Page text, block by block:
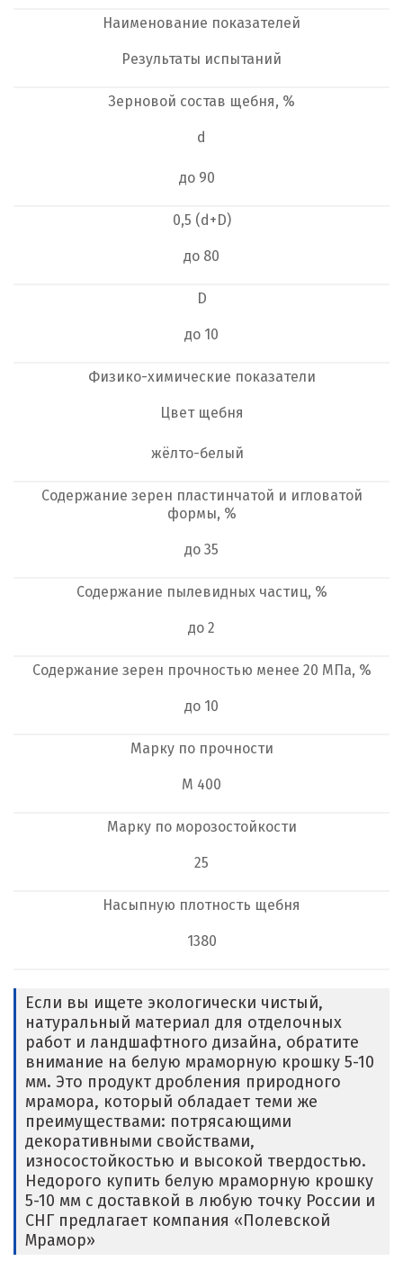
Наименование показателей
Результаты испытаний
Зерновой состав щебня, %
d
до 90
0,5 (d+D)
до 80
D
до 10
Физико-химические показатели
Цвет щебня
жёлто-белый
Содержание зерен пластинчатой и игловатой
формы, %
до 35
Содержание пылевидных частиц, %
до 2
Содержание зерен прочностью менее 20 МПа, %
до 10
Марку по прочности
М 400
Марку по морозостойкости
25
Насыпную плотность щебня
1380
Если вы ищете экологически чистый,
натуральный материал для отделочных
работ и ландшафтного дизайна, обратите
внимание на белую мраморную крошку 5-10
мм. Это продукт дробления природного
мрамора, который обладает теми же
преимуществами: потрясающими
декоративными свойствами,
износостойкостью и высокой твердостью.
Недорого купить белую мраморную крошку
5-10 мм с доставкой в любую точку России и
СНГ предлагает компания «Полевской
Мрамор»